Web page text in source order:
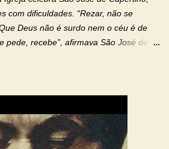
com dificuldades. “Rezar, não se
Deus não é surdo nem o céu é de
pede, recebe”, afirmava São José de
e a tua fé. Mostra tua bondade,
para imitar tuas virtudes.
meu, o estudo geralmente é difícil, duro